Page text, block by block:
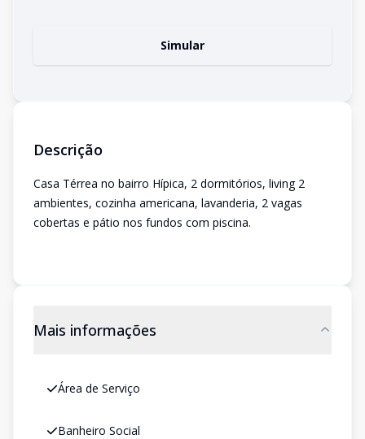
Simular
Descrição
Casa Térrea no bairro Hípica, 2 dormitórios, living 2
ambientes, cozinha americana, lavanderia, 2 vagas
cobertas e pátio nos fundos com piscina.
Mais informações
Área de Serviço
Banheiro Social